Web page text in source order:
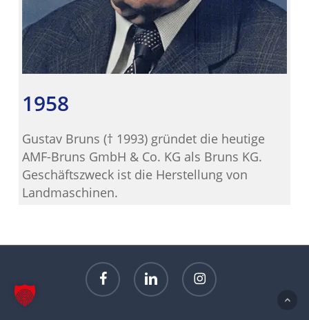
1958
Gustav Bruns († 1993) gründet die heutige
AMF-Bruns GmbH & Co. KG als Bruns KG.
Geschäftszweck ist die Herstellung von
Landmaschinen.
facebook linkedin instagram